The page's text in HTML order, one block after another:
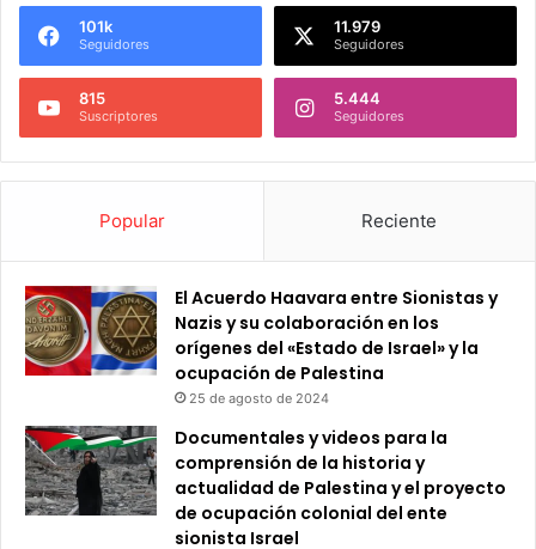
101k
Seguidores
11.979
Seguidores
815
Suscriptores
5.444
Seguidores
Popular Reciente
El Acuerdo Haavara entre Sionistas y
Nazis y su colaboración en los
orígenes del «Estado de Israel» y la
ocupación de Palestina
25 de agosto de 2024
Documentales y videos para la
comprensión de la historia y
actualidad de Palestina y el proyecto
de ocupación colonial del ente
sionista Israel